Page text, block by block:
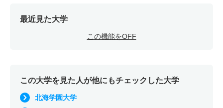
最近見た大学
この機能をOFF
この大学を見た人が他にもチェックした大学
北海学園大学